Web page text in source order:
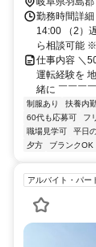
勤務時間詳
14:00 （2）
ら相談可能
仕事内容 ＼
運転経験を
緒に ￣￣￣
制服あり 扶養内
60代も応募可
フ
職場見学可
平日
夕方
ブランクOK
アルバイト・パー